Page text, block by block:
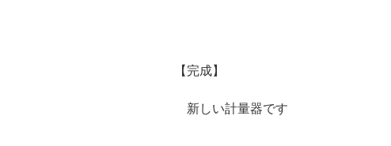
【完成】
新しい計量器です